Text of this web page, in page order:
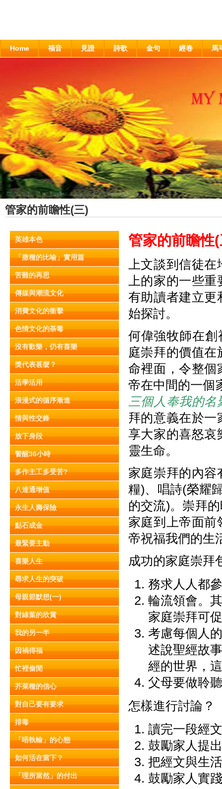
Home 福音 見證 詩歌 金句 經卷 馬
管家的前瞻性(三)
英雄本色
「撒種的比喻」實用篇
苦難的再思
傳媒與潮流文化
消費文化的衝擊
色情文化的荼毒
沒有歡樂，仍有喜樂
獎代表甚麼？
活學活用
浪漫式的循序漸進
情與性交鋒
放下身段
警醒36小時
多作主工多受苦?
八達通增值
永生人壽保險
點石成金
最緊要主動
喜樂人生
尋求人生的突破
母親節默想(一)
對綠葉的欣賞
我的另一半
因禍得福
忙裡偷閒
芥菜種的信心
對自己要有要求
排毒
「唔執輸」的心態
如何活在當下？
「理所當然」的付出
管家的前瞻性(
上文談到信徒
上的家的一些
有助讀者建立更
始探討。
何偉強牧師在
庭崇拜的價值
命裡面，令整個
帝在中間的一個
三個人奉我的
拜的意義在於一
享大家的喜怒哀
靈生命。
家庭崇拜的內容
糧)、唱詩(榮耀
的交流)。崇拜
家庭到上帝面前
帝祝福我們的生
成功的家庭崇拜
務求人人都
輪流領會。
家庭崇拜可
考慮每個人
述說聖經故
經的世界，
父母要做聆
怎樣進行討論？
讀完一段經
鼓勵家人提
把經文與生
鼓勵家人實